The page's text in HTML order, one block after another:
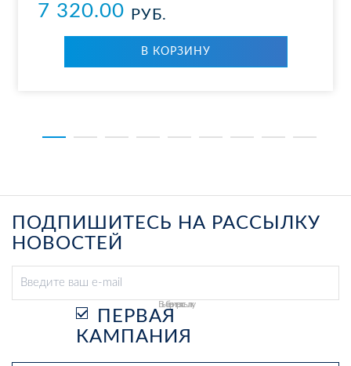
7 320.00 РУБ.
В КОР­ЗИ­НУ
ПОДПИШИТЕСЬ НА РАССЫЛКУ
НОВОСТЕЙ
Выберите рассылку
ПЕРВАЯ
КАМПАНИЯ